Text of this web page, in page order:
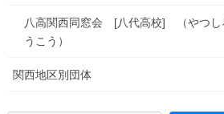
八高関西同窓会 [八代高校] （やつし
うこう）
関西地区別団体